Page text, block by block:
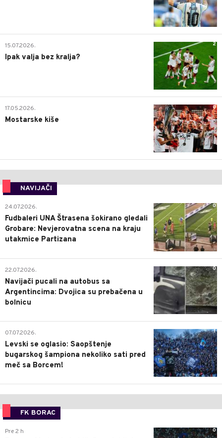
2
15.07.2026.
Ipak valja bez kralja?
0
17.05.2026.
Mostarske kiše
NAVIJAČI
0
24.07.2026.
Fudbaleri UNA Štrasena šokirano gledali
Grobare: Nevjerovatna scena na kraju
utakmice Partizana
0
22.07.2026.
Navijači pucali na autobus sa
Argentincima: Dvojica su prebačena u
bolnicu
1
07.07.2026.
Levski se oglasio: Saopštenje
bugarskog šampiona nekoliko sati pred
meč sa Borcem!
FK BORAC
0
Pre 2 h